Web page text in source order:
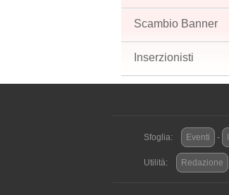
Scambio Banner
Inserzionisti
Sfoglia: Eventi -
Utilità: Redazione